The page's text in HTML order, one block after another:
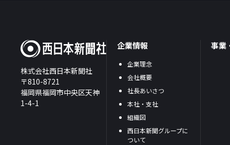
株式会社西日本新聞社
〒810-8721
福岡県福岡市中央区天神
1-4-1
企業情報
企業理念
会社概要
社長あいさつ
本社・支社
組織図
西日本新聞グループに
ついて
事業